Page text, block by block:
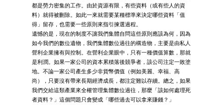
都是勞力密集的工作。由於資源有限，有些資料（或有些人的資
料）就得被刪除。如此一來就需要某種標準來決定哪些資料「值
得」留存，也需要一些原則來指引揀選過程。
遺憾的是，現在的制度不讓我們集體自問這些原則應該為何，因為
如今我們的數位遺物，我們集體數位過往的構造物，主要是由私人
營利企業擁有與控制。在營利企業眼中，只有一種價值算數，那就
是利潤。如果一家公司的資本累積落後競爭者，該公司注定一敗塗
地。不論一家公司產生多少非貨幣價值（例如美麗、幸福、高
尚），只要沒有帶來長期經濟成長，都注定難以存續。總之，如果
我們交給這類產業來全權管理集體數位過往，那麼「該如何處理死
者資料？」這個問題只會變成「哪些過去可以拿來賺錢？」